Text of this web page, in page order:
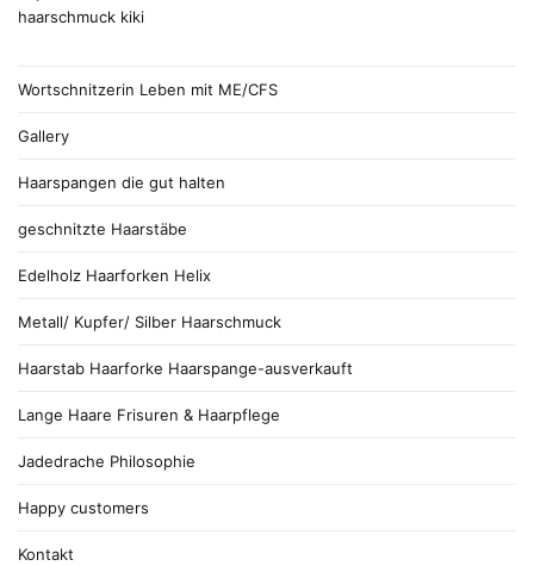
Wortschnitzerin Leben mit ME/CFS
Gallery
Haarspangen die gut halten
geschnitzte Haarstäbe
Edelholz Haarforken Helix
Metall/ Kupfer/ Silber Haarschmuck
Haarstab Haarforke Haarspange-ausverkauft
Lange Haare Frisuren & Haarpflege
Jadedrache Philosophie
Happy customers
Kontakt